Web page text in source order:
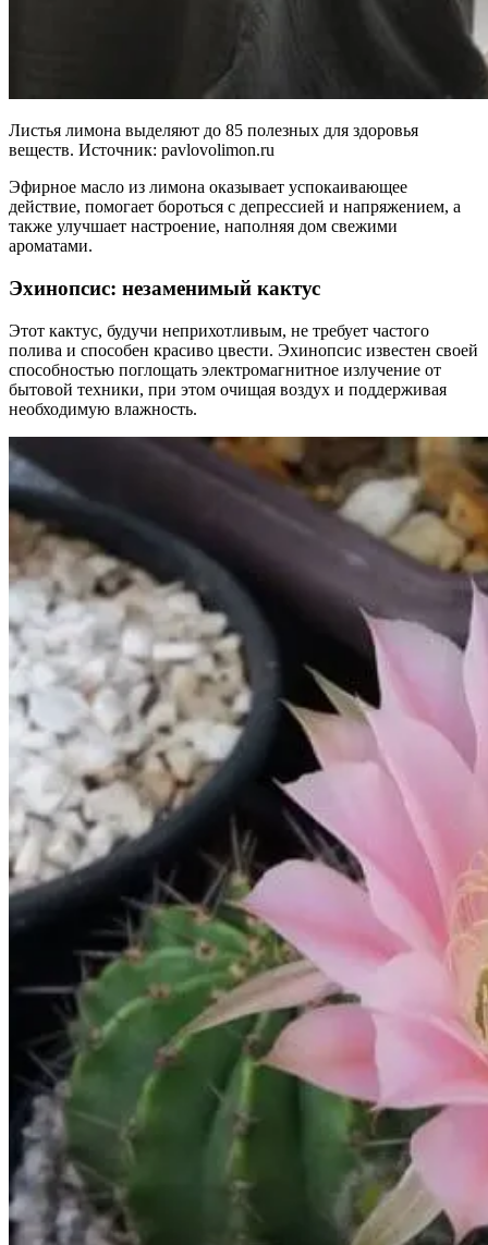
Листья лимона выделяют до 85 полезных для здоровья
веществ. Источник: pavlovolimon.ru
Эфирное масло из лимона оказывает успокаивающее
действие, помогает бороться с депрессией и напряжением, а
также улучшает настроение, наполняя дом свежими
ароматами.
Эхинопсис: незаменимый кактус
Этот кактус, будучи неприхотливым, не требует частого
полива и способен красиво цвести. Эхинопсис известен своей
способностью поглощать электромагнитное излучение от
бытовой техники, при этом очищая воздух и поддерживая
необходимую влажность.